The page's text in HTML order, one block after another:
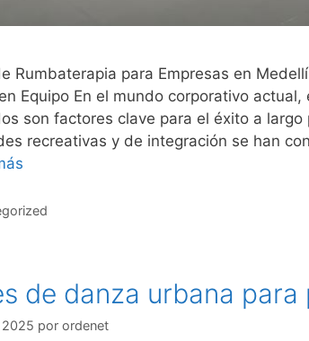
Rumbaterapia para Empresas en
Equipo En el mundo corporativo
son factores clave para el éxito a
recreativas y de integración se han
de danza urbana
2025 por ordenet